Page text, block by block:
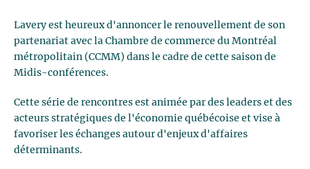
Lavery est heureux d'annoncer le renouvellement de son
partenariat avec la Chambre de commerce du Montréal
métropolitain (CCMM) dans le cadre de cette saison de
Midis-conférences.
Cette série de rencontres est animée par des leaders et des
acteurs stratégiques de l'économie québécoise et vise à
favoriser les échanges autour d'enjeux d'affaires
déterminants.